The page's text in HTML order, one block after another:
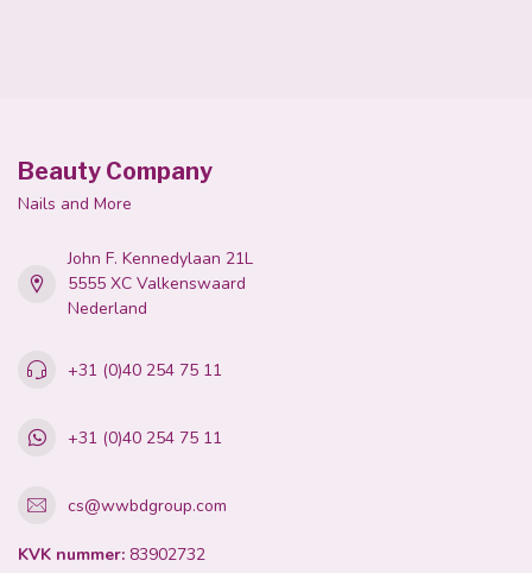
Beauty Company
Nails and More
John F. Kennedylaan 21L
5555 XC Valkenswaard
Nederland
+31 (0)40 254 75 11
+31 (0)40 254 75 11
cs@wwbdgroup.com
KVK nummer: 83902732